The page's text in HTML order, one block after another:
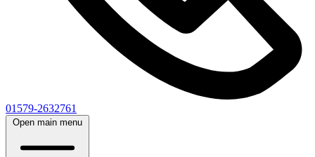
01579-2632761
Open main menu